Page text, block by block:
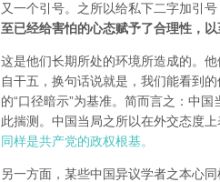
又一个引号。之所以给私下二字加引
至已经给害怕的心态赋予了合理性，
这是他们长期所处的环境所造成的。
自干五，换句话说就是，我们能看到
的“口径暗示”为基准。简而言之：中
此揣测。中国当局之所以在外交态度
同样是共产党的政权根基。
另一方面，某些中国异议学者之本心